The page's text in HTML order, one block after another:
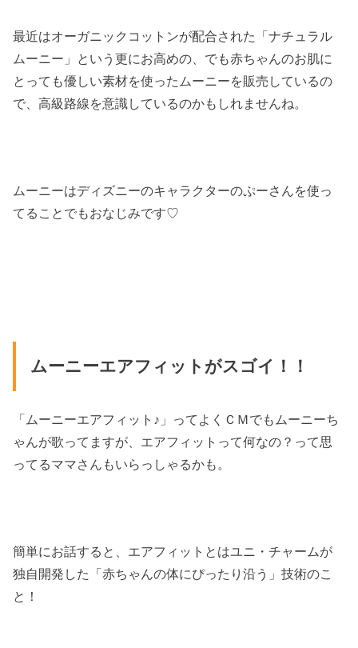
最近はオーガニックコットンが配合された「ナチュラル
ムーニー」という更にお高めの、でも赤ちゃんのお肌に
とっても優しい素材を使ったムーニーを販売しているの
で、高級路線を意識しているのかもしれませんね。
ムーニーはディズニーのキャラクターのぷーさんを使っ
てることでもおなじみです♡
ムーニーエアフィットがスゴイ！！
「ムーニーエアフィット♪」ってよくＣＭでもムーニーち
ゃんが歌ってますが、エアフィットって何なの？って思
ってるママさんもいらっしゃるかも。
簡単にお話すると、エアフィットとはユニ・チャームが
独自開発した「赤ちゃんの体にぴったり沿う」技術のこ
と！